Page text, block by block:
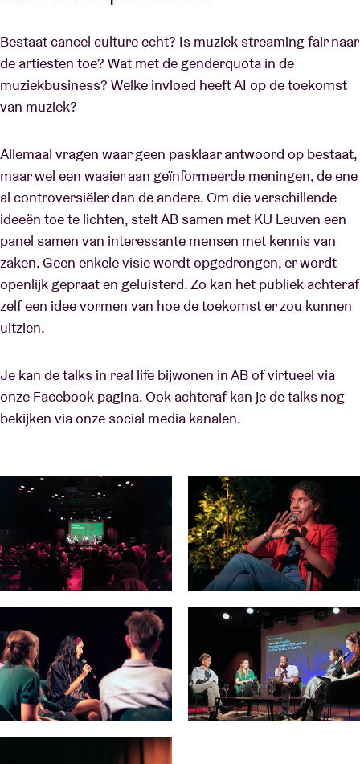
Bestaat cancel culture echt? Is muziek streaming fair naar
de artiesten toe? Wat met de genderquota in de
muziekbusiness? Welke invloed heeft AI op de toekomst
van muziek?
Allemaal vragen waar geen pasklaar antwoord op bestaat,
maar wel een waaier aan geïnformeerde meningen, de ene
al controversiëler dan de andere. Om die verschillende
ideeën toe te lichten, stelt AB samen met KU Leuven een
panel samen van interessante mensen met kennis van
zaken. Geen enkele visie wordt opgedrongen, er wordt
openlijk gepraat en geluisterd. Zo kan het publiek achteraf
zelf een idee vormen van hoe de toekomst er zou kunnen
uitzien.
Je kan de talks in real life bijwonen in AB of virtueel via
onze Facebook pagina. Ook achteraf kan je de talks nog
bekijken via onze social media kanalen.